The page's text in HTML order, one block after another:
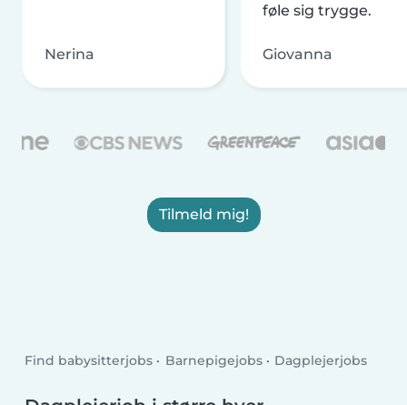
Nerina
føle sig trygge.
Giovanna
Tilmeld mig!
Find babysitterjobs Barnepigejobs Dagplejerjobs